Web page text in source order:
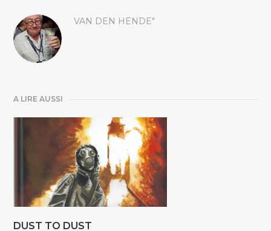
VAN DEN HENDE"
A LIRE AUSSI
DUST TO DUST